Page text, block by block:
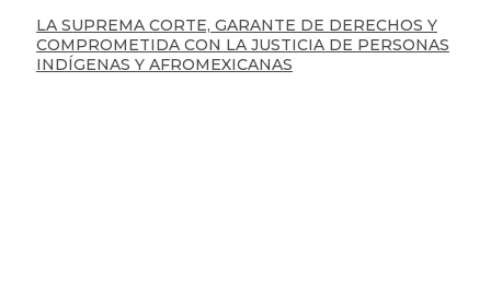
LA SUPREMA CORTE, GARANTE DE DERECHOS Y
COMPROMETIDA CON LA JUSTICIA DE PERSONAS
INDÍGENAS Y AFROMEXICANAS